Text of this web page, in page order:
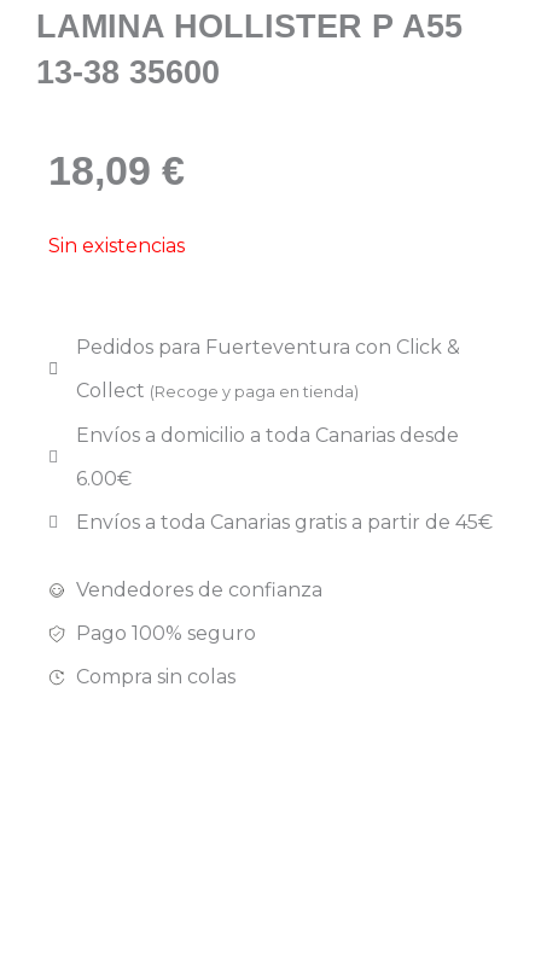
LAMINA HOLLISTER P A55
13-38 35600
18,09 €
Sin existencias
Pedidos para Fuerteventura con Click &
Collect (Recoge y paga en tienda)
Envíos a domicilio a toda Canarias desde
6.00€
Envíos a toda Canarias gratis a partir de 45€
Vendedores de confianza
Pago 100% seguro
Compra sin colas